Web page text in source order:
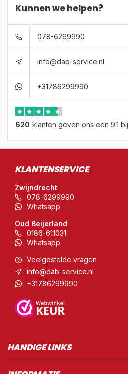
Kunnen we helpen?
078-6299990
info@dab-service.nl
+31786299990
620 klanten geven ons een 9.1 bij
KLANTENSERVICE
Zwijndrecht
078-6299990
Whatsapp
Oud Beijerland
0186-611031
Whatsapp
Veelgestelde vragen
info@dab-service.nl
+31786299990
HANDIGE LINKS